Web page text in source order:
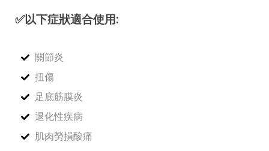
✅以下症狀適合使用:
關節炎
扭傷
足底筋膜炎
退化性疾病
肌肉勞損酸痛